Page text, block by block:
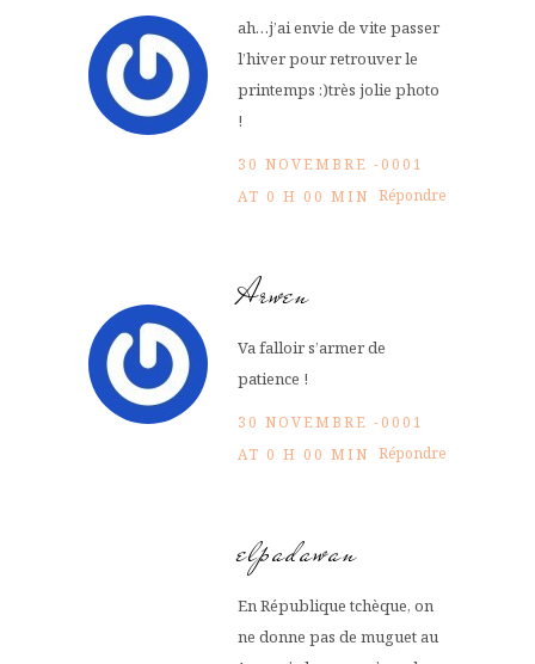
ah…j’ai envie de vite passer
l’hiver pour retrouver le
printemps :)très jolie photo
!
30 NOVEMBRE -0001
AT 0 H 00 MIN Répondre
Arwen
Va falloir s’armer de
patience !
30 NOVEMBRE -0001
AT 0 H 00 MIN Répondre
elpadawan
En République tchèque, on
ne donne pas de muguet au